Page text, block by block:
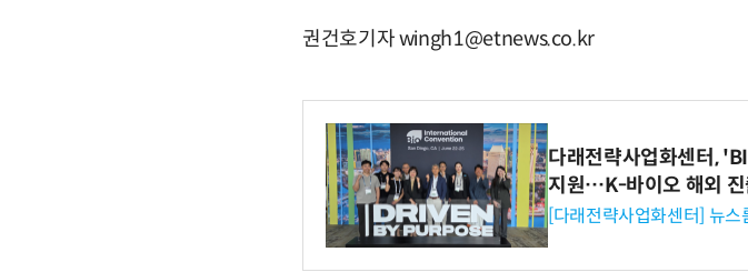
권건호기자 wingh1@etnews.co.kr
다래전략사업화센터,
지원…K-바이오 해외 진
[다래전략사업화센터] 뉴스